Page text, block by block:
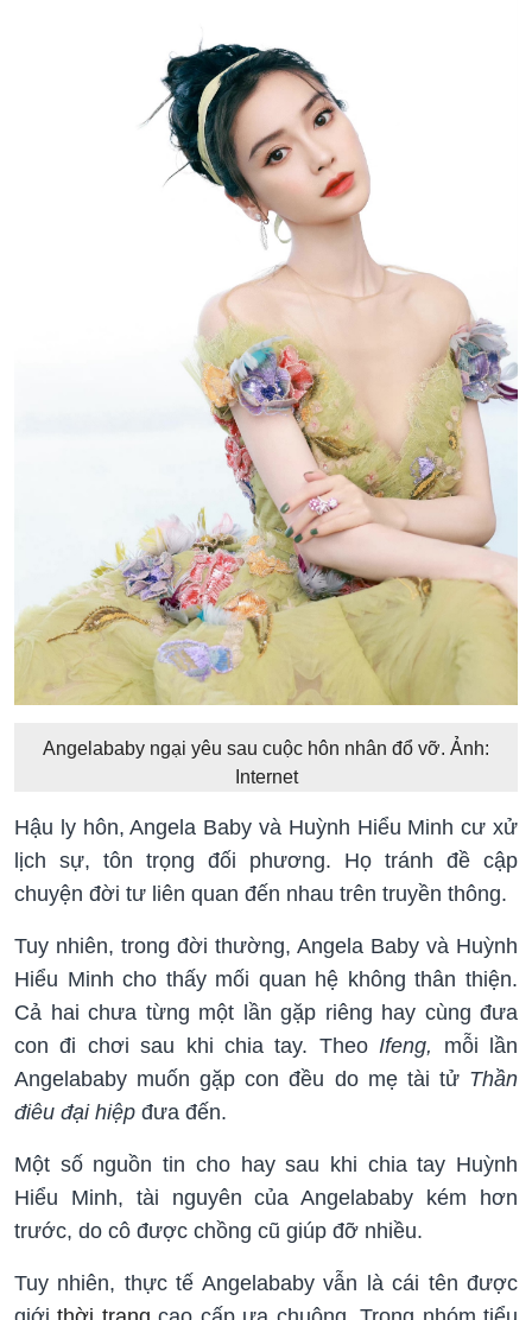
Angelababy ngại yêu sau cuộc hôn nhân đổ vỡ. Ảnh:
Internet
Hậu ly hôn, Angela Baby và Huỳnh Hiểu Minh cư xử
lịch sự, tôn trọng đối phương. Họ tránh đề cập
chuyện đời tư liên quan đến nhau trên truyền thông.
Tuy nhiên, trong đời thường, Angela Baby và Huỳnh
Hiểu Minh cho thấy mối quan hệ không thân thiện.
Cả hai chưa từng một lần gặp riêng hay cùng đưa
con đi chơi sau khi chia tay. TheoIfeng,
mỗi lần
Angelababy muốn gặp con đều do mẹ tài tử Thần
điêu đại hiệp đưa đến.
Một số nguồn tin cho hay sau khi chia tay Huỳnh
Hiểu Minh, tài nguyên của Angelababy kém hơn
trước, do cô được chồng cũ giúp đỡ nhiều.
Tuy nhiên, thực tế Angelababy vẫn là cái tên được